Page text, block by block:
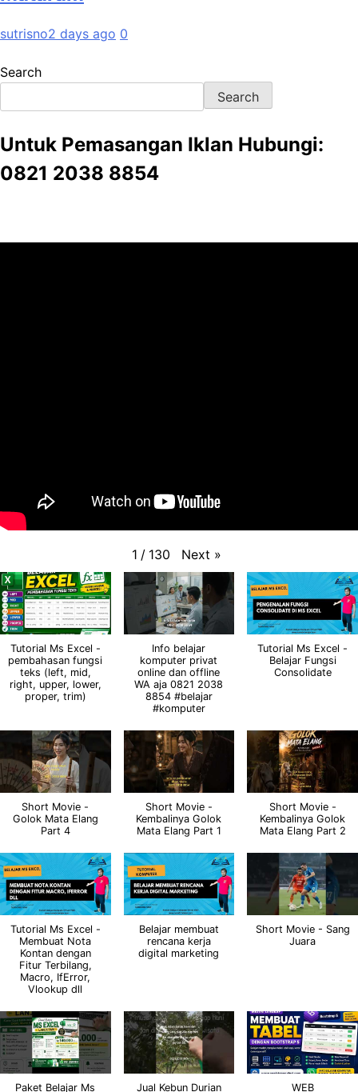
sutrisno2 days ago 0
Search
Search
Untuk Pemasangan Iklan Hubungi:
0821 2038 8854
1 / 130 Next »
Tutorial Ms Excel -
pembahasan fungsi
teks (left, mid,
right, upper, lower,
proper, trim)
Info belajar
komputer privat
online dan offline
WA aja 0821 2038
8854 #belajar
#komputer
Tutorial Ms Excel -
Belajar Fungsi
Consolidate
Short Movie -
Golok Mata Elang
Part 4
Short Movie -
Kembalinya Golok
Mata Elang Part 1
Short Movie -
Kembalinya Golok
Mata Elang Part 2
Tutorial Ms Excel -
Membuat Nota
Kontan dengan
Fitur Terbilang,
Macro, IfError,
Vlookup dll
Belajar membuat
rencana kerja
digital marketing
Short Movie - Sang
Juara
Paket Belajar Ms Jual Kebun Durian WEB